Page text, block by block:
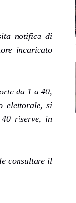
notifica di
incaricato
da 1 a 40,
elettorale, si
40 riserve, in
consultare il